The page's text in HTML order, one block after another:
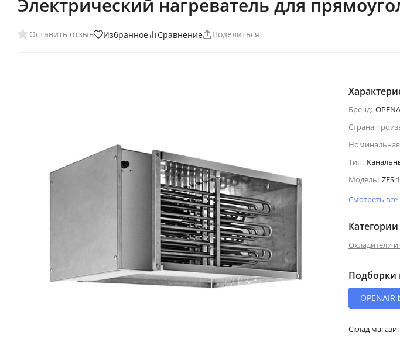
Электрический нагреватель для
Оставить отзыв Избранное Сравнение Поделиться
Бренд:
Страна
Тип:
Модель: ZES
Смотреть все
Категории
Охладители и
Подборки
OPENAIR
Склад